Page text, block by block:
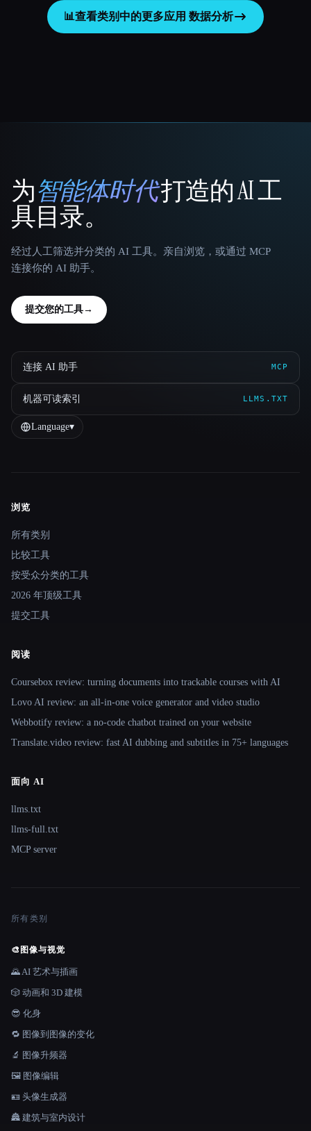
📊查看类别中的更多应用 数据分析
That AI Collection
为智能体时代打造的 AI 工
具目录。
经过人工筛选并分类的 AI 工具。亲自浏览，或通过 MCP
连接你的 AI 助手。
提交您的工具→
连接 AI 助手 MCP
机器可读索引 LLMS.TXT
Language▾
Site navigation
浏览
所有类别
比较工具
按受众分类的工具
2026 年顶级工具
提交工具
阅读
Coursebox review: turning documents into trackable courses with AI
Lovo AI review: an all-in-one voice generator and video studio
Webbotify review: a no-code chatbot trained on your website
Translate.video review: fast AI dubbing and subtitles in 75+ languages
面向 AI
llms.txt
llms-full.txt
MCP server
所有类别
🎨 图像与视觉
🌄 AI 艺术与插画
🎲 动画和 3D 建模
😎 化身
🔁 图像到图像的变化
🔬 图像升频器
🖼️ 图像编辑
🪪 头像生成器
🏯 建筑与室内设计